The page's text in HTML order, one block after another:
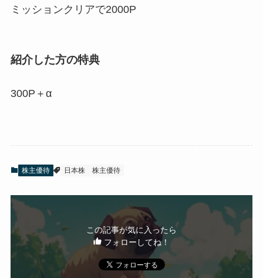
ミッションクリアで2000P
紹介した方の特典
300P＋α
株主優待 日本株 株主優待
この記事が気に入ったら
フォローしてね！